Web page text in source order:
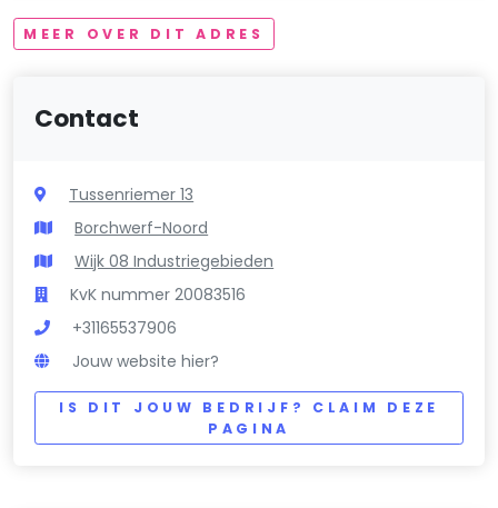
MEER OVER DIT ADRES
Contact
Tussenriemer 13
Borchwerf-Noord
Wijk 08 Industriegebieden
KvK nummer 20083516
+31165537906
Jouw website hier?
IS DIT JOUW BEDRIJF? CLAIM DEZE
PAGINA